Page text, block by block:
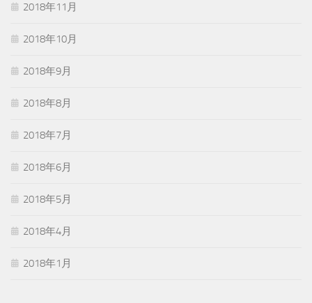
2018年11月
2018年10月
2018年9月
2018年8月
2018年7月
2018年6月
2018年5月
2018年4月
2018年1月